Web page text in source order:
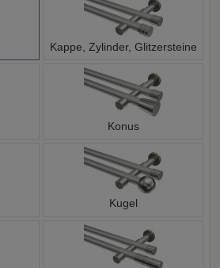
Kappe, Zylinder, Glitzersteine
Konus
Kugel